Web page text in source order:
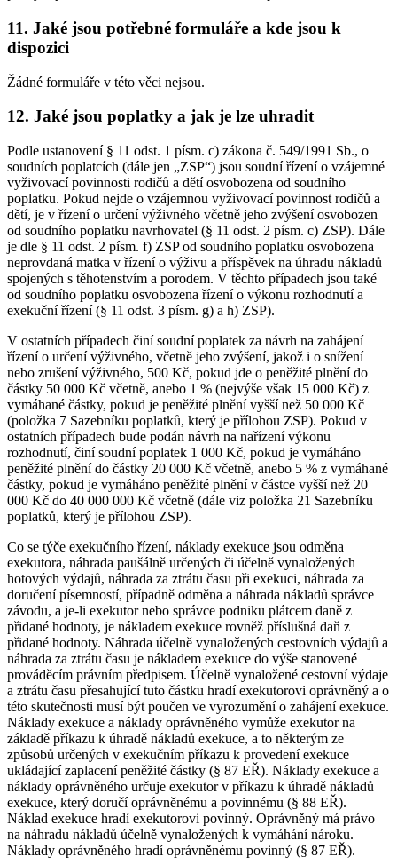
11. Jaké jsou potřebné formuláře a kde jsou k
dispozici
Žádné formuláře v této věci nejsou.
12. Jaké jsou poplatky a jak je lze uhradit
Podle ustanovení § 11 odst. 1 písm. c) zákona č. 549/1991 Sb., o
soudních poplatcích (dále jen „ZSP“) jsou soudní řízení o vzájemné
vyživovací povinnosti rodičů a dětí osvobozena od soudního
poplatku. Pokud nejde o vzájemnou vyživovací povinnost rodičů a
dětí, je v řízení o určení výživného včetně jeho zvýšení osvobozen
od soudního poplatku navrhovatel (§ 11 odst. 2 písm. c) ZSP). Dále
je dle § 11 odst. 2 písm. f) ZSP od soudního poplatku osvobozena
neprovdaná matka v řízení o výživu a příspěvek na úhradu nákladů
spojených s těhotenstvím a porodem. V těchto případech jsou také
od soudního poplatku osvobozena řízení o výkonu rozhodnutí a
exekuční řízení (§ 11 odst. 3 písm. g) a h) ZSP).
V ostatních případech činí soudní poplatek za návrh na zahájení
řízení o určení výživného, včetně jeho zvýšení, jakož i o snížení
nebo zrušení výživného, 500 Kč, pokud jde o peněžité plnění do
částky 50 000 Kč včetně, anebo 1 % (nejvýše však 15 000 Kč) z
vymáhané částky, pokud je peněžité plnění vyšší než 50 000 Kč
(položka 7 Sazebníku poplatků, který je přílohou ZSP). Pokud v
ostatních případech bude podán návrh na nařízení výkonu
rozhodnutí, činí soudní poplatek 1 000 Kč, pokud je vymáháno
peněžité plnění do částky 20 000 Kč včetně, anebo 5 % z vymáhané
částky, pokud je vymáháno peněžité plnění v částce vyšší než 20
000 Kč do 40 000 000 Kč včetně (dále viz položka 21 Sazebníku
poplatků, který je přílohou ZSP).
Co se týče exekučního řízení, náklady exekuce jsou odměna
exekutora, náhrada paušálně určených či účelně vynaložených
hotových výdajů, náhrada za ztrátu času při exekuci, náhrada za
doručení písemností, případně odměna a náhrada nákladů správce
závodu, a je-li exekutor nebo správce podniku plátcem daně z
přidané hodnoty, je nákladem exekuce rovněž příslušná daň z
přidané hodnoty. Náhrada účelně vynaložených cestovních výdajů a
náhrada za ztrátu času je nákladem exekuce do výše stanovené
prováděcím právním předpisem. Účelně vynaložené cestovní výdaje
a ztrátu času přesahující tuto částku hradí exekutorovi oprávněný a o
této skutečnosti musí být poučen ve vyrozumění o zahájení exekuce.
Náklady exekuce a náklady oprávněného vymůže exekutor na
základě příkazu k úhradě nákladů exekuce, a to některým ze
způsobů určených v exekučním příkazu k provedení exekuce
ukládající zaplacení peněžité částky (§ 87 EŘ). Náklady exekuce a
náklady oprávněného určuje exekutor v příkazu k úhradě nákladů
exekuce, který doručí oprávněnému a povinnému (§ 88 EŘ).
Náklad exekuce hradí exekutorovi povinný. Oprávněný má právo
na náhradu nákladů účelně vynaložených k vymáhání nároku.
Náklady oprávněného hradí oprávněnému povinný (§ 87 EŘ).